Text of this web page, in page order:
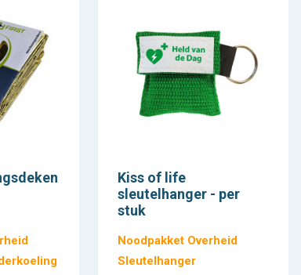
Kiss of life
sleutelhanger - per
stuk
Noodpakket Overheid
Sleutelhanger